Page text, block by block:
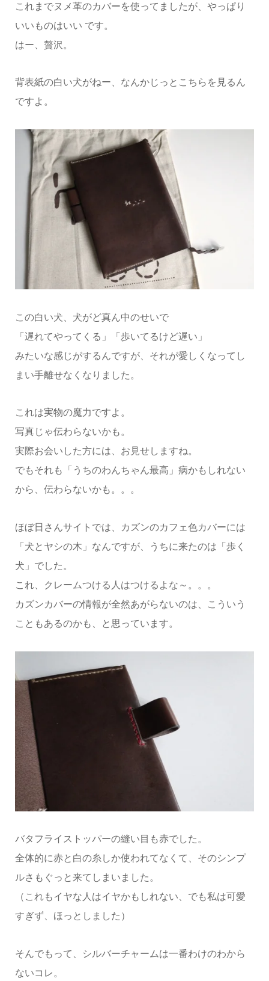
これまでヌメ革のカバーを使ってましたが、やっぱり
いいものはいい です。
はー、贅沢。
背表紙の白い犬がねー、なんかじっとこちらを見るん
ですよ。
この白い犬、犬がど真ん中のせいで
「遅れてやってくる」「歩いてるけど遅い」
みたいな感じがするんですが、それが愛しくなってし
まい手離せなくなりました。
これは実物の魔力ですよ。
写真じゃ伝わらないかも。
実際お会いした方には、お見せしますね。
でもそれも「うちのわんちゃん最高」病かもしれない
から、伝わらないかも。。。
ほぼ日さんサイトでは、カズンのカフェ色カバーには
「犬とヤシの木」なんですが、うちに来たのは「歩く
犬」でした。
これ、クレームつける人はつけるよな～。。。
カズンカバーの情報が全然あがらないのは、こういう
こともあるのかも、と思っています。
バタフライストッパーの縫い目も赤でした。
全体的に赤と白の糸しか使われてなくて、そのシンプ
ルさもぐっと来てしまいました。
（これもイヤな人はイヤかもしれない、でも私は可愛
すぎず、ほっとしました）
そんでもって、シルバーチャームは一番わけのわから
ないコレ。